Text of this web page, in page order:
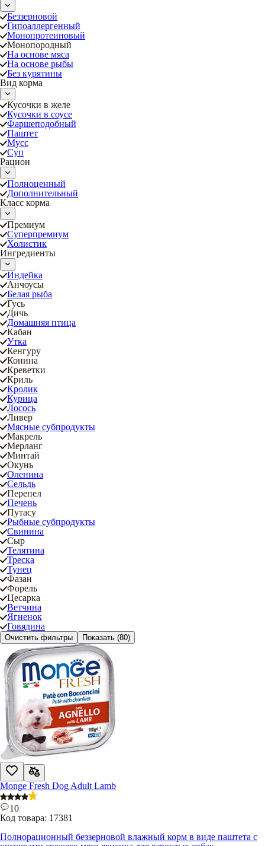
Беззерновой
Гипоаллергенный
Монопротеиновый
Монопородный
На основе мяса
На основе рыбы
Без курятины
Вид корма
Кусочки в желе
Кусочки в соусе
Фаршеподобный
Паштет
Мусс
Суп
Рацион
Полноценный
Дополнительный
Класс корма
Премиум
Суперпремиум
Холистик
Ингредиенты
Индейка
Анчоусы
Белая рыба
Гусь
Дичь
Домашняя птица
Кабан
Утка
Кенгуру
Конина
Креветки
Криль
Кролик
Курица
Лосось
Ливер
Мясные субпродукты
Макрель
Мерланг
Минтай
Окунь
Оленина
Сельдь
Перепел
Печень
Путасу
Рыбные субпродукты
Свинина
Сыр
Телятина
Треска
Тунец
Фазан
Форель
Цесарка
Ветчина
Ягненок
Говядина
Очистить фильтры Показать (80)
Monge Fresh Dog Adult Lamb
10
Код товара: 17381
Полнорационный беззерновой влажный корм в виде паштета с